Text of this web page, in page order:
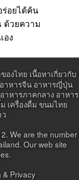
อยได้ค้น
ด้วยความ
อง
องไทย เนื้อหาเกี่ยวกับ
าหารจีน อาหารญี่ปุ่น
าหารภาคกลาง อาหาร
เครื่องดื่ม ขนมไทย
We are the number
Our web site
& Privacy